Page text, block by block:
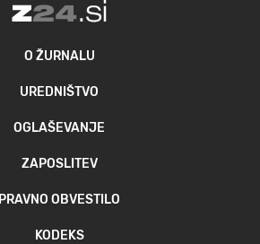
O ŽURNALU
UREDNIŠTVO
OGLAŠEVANJE
ZAPOSLITEV
PRAVNO OBVESTILO
KODEKS